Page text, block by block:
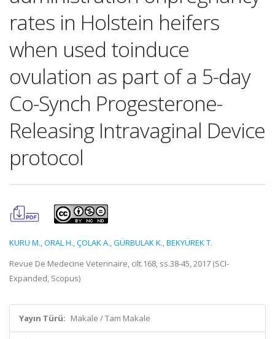
rates in Holstein heifers
when used toinduce
ovulation as part of a 5-day
Co-Synch Progesterone-
Releasing Intravaginal Device
protocol
KURU M.,ORAL H.,ÇOLAK A.,GÜRBULAK K.,BEKYÜREK T.
Revue De Medecine Veterinaire, cilt.168, ss.38-45, 2017 (SCI-
Expanded, Scopus)
Yayın Türü: Makale / Tam Makale